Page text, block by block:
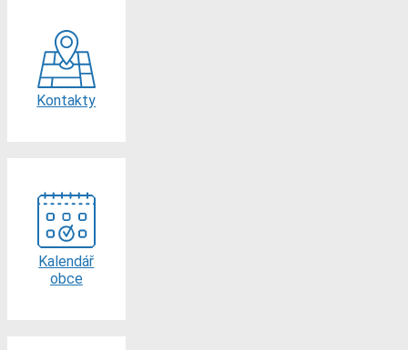
Kontakty
Kalendář
obce